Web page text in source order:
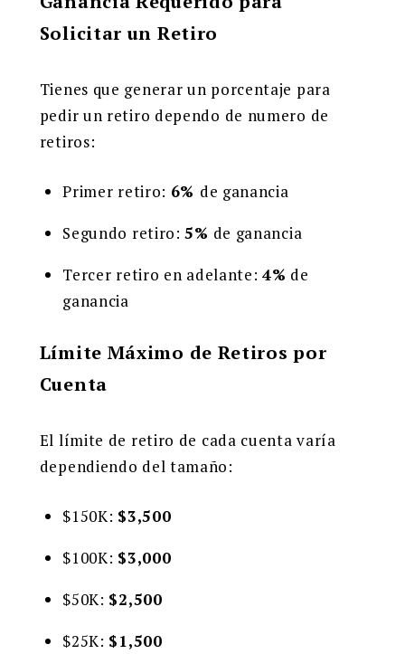
Solicitar un Retiro
Tienes que generar un porcentaje para
pedir un retiro dependo de numero de
retiros:
Primer retiro: 6% de ganancia
Segundo retiro:5% de ganancia
Tercer retiro en adelante:4% de
ganancia
Límite Máximo de Retiros por
Cuenta
El límite de retiro de cada cuenta varía
dependiendo del tamaño:
$150K: $3,500
$100K: $3,000
$50K: $2,500
$25K: $1,500